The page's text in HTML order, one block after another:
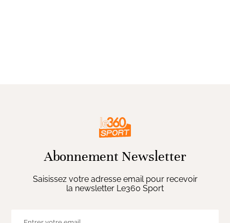
Abonnement Newsletter
Saisissez votre adresse email pour recevoir
la newsletter Le360 Sport